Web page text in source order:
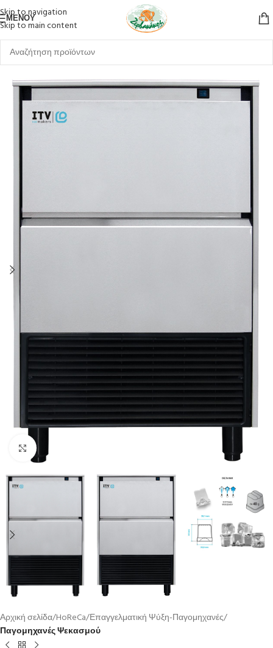
Skip to navigation
Skip to main content
ΜΕΝΟΎ
Κλικ για μεγέθυνση
Αρχική σελίδα HoReCa Επαγγελματική Ψύξη-Παγομηχανές
Παγομηχανές Ψεκασμού